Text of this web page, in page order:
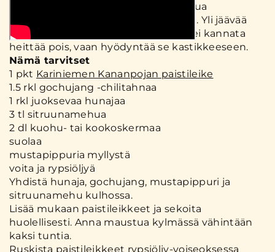
paistileikkeet, sekoita ja anna maustua
muutamasta tunnista vuorokauteen. Yli jäävää
marinadia paistileikkeitä paistaessa ei kannata
heittää pois, vaan hyödyntää se kastikkeeseen.
Nämä tarvitset
1 pkt Kariniemen Kananpojan paistileike
1.5 rkl gochujang -chilitahnaa
1 rkl juoksevaa hunajaa
3 tl sitruunamehua
2 dl kuohu- tai kookoskermaa
suolaa
mustapippuria myllystä
voita ja rypsiöljyä
Yhdistä hunaja, gochujang, mustapippuri ja
sitruunamehu kulhossa.
Lisää mukaan paistileikkeet ja sekoita
huolellisesti. Anna maustua kylmässä vähintään
kaksi tuntia.
Ruskista paistileikkeet rypsiöljy-voiseoksessa